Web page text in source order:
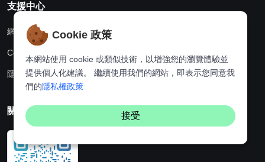
支援中心
網站地圖
Cookie政策
隱私權政策
關注我們
Cookie 政策
本網站使用 cookie 或類似技術，以增強您的瀏覽體驗並
提供個人化建議。 繼續使用我們的網站，即表示您同意我
們的隱私權政策
接受